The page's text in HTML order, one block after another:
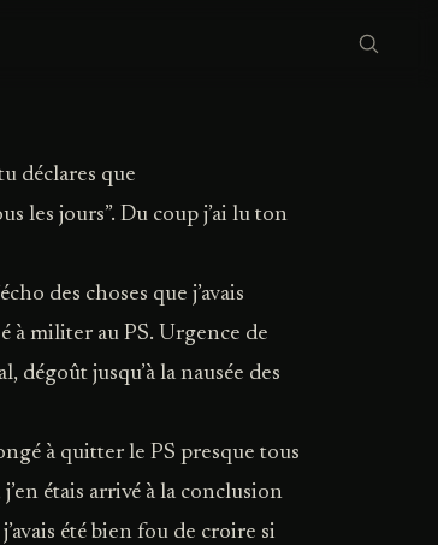
déclares que
les jours”. Du coup j’ai lu ton
des choses que j’avais
à militer au PS. Urgence de
jusqu’à la nausée des
à quitter le PS presque tous
étais arrivé à la conclusion
été bien fou de croire si